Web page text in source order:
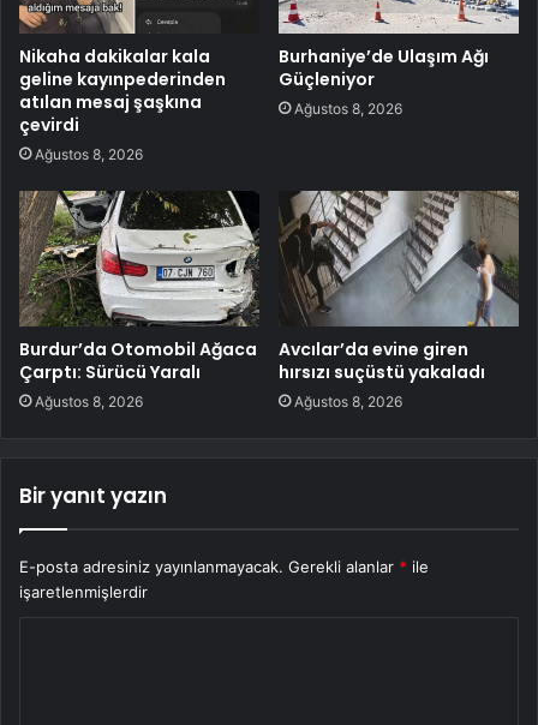
Nikaha dakikalar kala
geline kayınpederinden
atılan mesaj şaşkına
çevirdi
Ağustos 8, 2026
Burhaniye’de Ulaşım Ağı
Güçleniyor
Ağustos 8, 2026
Burdur’da Otomobil Ağaca
Çarptı: Sürücü Yaralı
Ağustos 8, 2026
Avcılar’da evine giren
hırsızı suçüstü yakaladı
Ağustos 8, 2026
Bir yanıt yazın
E-posta adresiniz yayınlanmayacak. Gerekli alanlar * ile
işaretlenmişlerdir